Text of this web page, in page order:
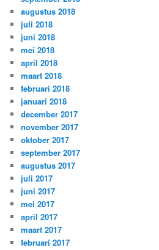
augustus 2018
juli 2018
juni 2018
mei 2018
april 2018
maart 2018
februari 2018
januari 2018
december 2017
november 2017
oktober 2017
september 2017
augustus 2017
juli 2017
juni 2017
mei 2017
april 2017
maart 2017
februari 2017